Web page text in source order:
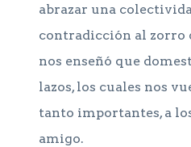
abrazar una
contradicción al zorro
nos enseñó que
lazos, los cuales nos
tanto importantes, a
amigo.